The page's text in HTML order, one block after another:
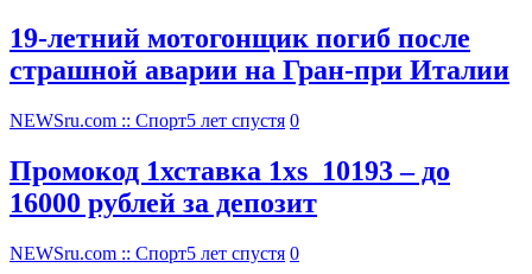
19-летний мотогонщик погиб после
страшной аварии на Гран-при Италии
NEWSru.com :: Спорт5 лет спустя 0
Промокод 1хставка 1xs_10193 – до
16000 рублей за депозит
NEWSru.com :: Спорт5 лет спустя 0